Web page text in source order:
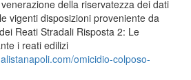
della riservatezza dei dati
vigenti disposizioni proveniente da
Reati Stradali Risposta 2: Le
i reati edilizi
omicidio-colposo-